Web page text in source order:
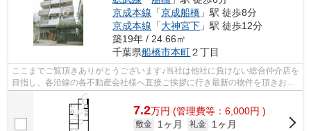
京成本線 「京成船橋 」駅 徒歩8分
京成本線 「大神宮下 」駅 徒歩12分
築19年 / 24.66㎡
千葉県船橋市本町２丁目
ここまでご覧頂きありがとうございます♪当社は他社に負けない総合仲介店を
目指し、各沿線の各不動産会社様へ直接ご挨拶に行き最新の物件を頂きお客
様へ提供しております！最新の情報は...
7.2万円 (管理費等：6,000円 )
敷金 1ヶ月 礼金
1ヶ月